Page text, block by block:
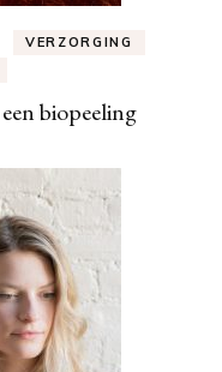
VERZORGING
biopeeling